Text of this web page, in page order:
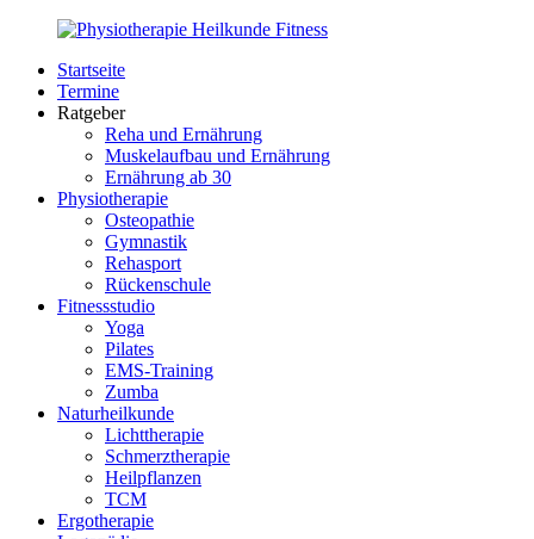
Zurück
Inhalt
PhysioMed-
Fit.de
Gesundheit
Startseite
Termine
Ratgeber
Reha und Ernährung
Muskelaufbau und Ernährung
Ernährung ab 30
Physiotherapie
Osteopathie
Gymnastik
Rehasport
Rückenschule
Fitnessstudio
Yoga
Pilates
EMS-Training
Zumba
Naturheilkunde
Lichttherapie
Schmerztherapie
Heilpflanzen
TCM
Ergotherapie